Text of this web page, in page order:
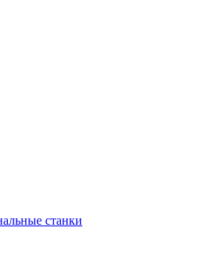
станки